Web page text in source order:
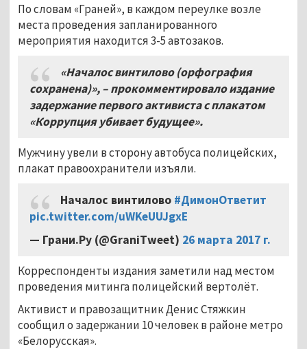
По словам «Граней», в каждом переулке возле
места проведения запланированного
мероприятия находится 3-5 автозаков.
«Началос винтилово (орфография
сохранена)», – прокомментировало издание
задержание первого активиста с плакатом
«Коррупция убивает будущее».
Мужчину увели в сторону автобуса полицейских,
плакат правоохранители изъяли.
Началос винтилово #ДимонОтветит
pic.twitter.com/uWKeUUJgxE
— Грани.Ру (@GraniTweet) 26 марта 2017 г.
Корреспонденты издания заметили над местом
проведения митинга полицейский вертолёт.
Активист и правозащитник Денис Стяжкин
сообщил о задержании 10 человек в районе метро
«Белорусская».